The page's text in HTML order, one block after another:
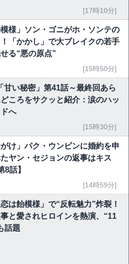
[17時10分]
模様」ソン・ゴニがホ・ソンテの
「かかし」で大ブレイクの若手
る“悪の原点”
[15時50分]
甘い秘密」第41話～最終回あら
ころをサクッと紹介：涙のハッ
へ
[15時30分]
がけ」パク・ウンビンに婚約を申
ヤン・セジョンの返事はキス
8話】
[14時59分]
は飴模様」で“反転魅力”炸裂！
と愛されヒロインを熱演、“11
話題